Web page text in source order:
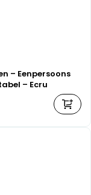
– Eenpersoons
– Ecru